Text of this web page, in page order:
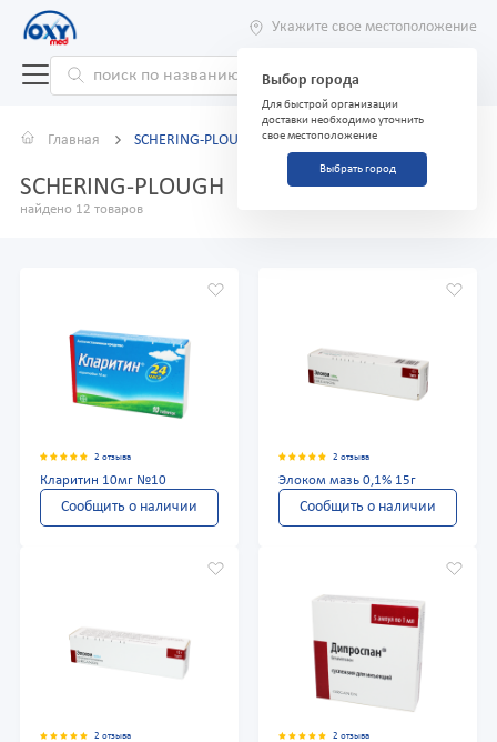
Укажите свое местоположение
Выбор города
Для быстрой организации
доставки необходимо уточнить
свое местоположение
Выбрать город
Главная SCHERING-PLOUGH
SCHERING-PLOUGH
найдено 12 товаров
2 отзыва
Кларитин 10мг №10
Сообщить о наличии
2 отзыва
Элоком мазь 0,1% 15г
Сообщить о наличии
2 отзыва 2 отзыва